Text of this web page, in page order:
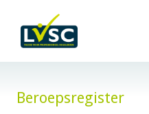
Beroepsregister